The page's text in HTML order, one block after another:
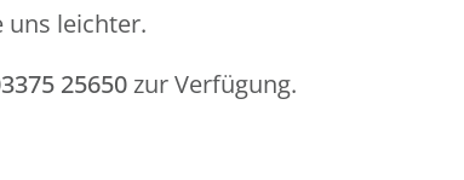
uns leichter.
25650zur Verfügung.